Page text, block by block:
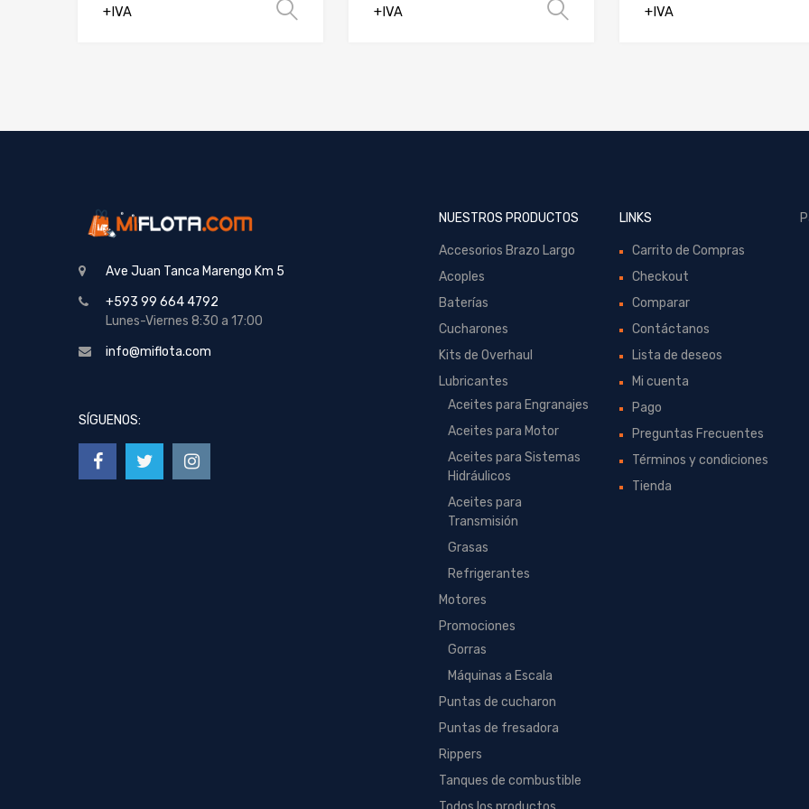
+IVA Seleccionar opciones
+IVA Seleccionar opciones
+IVA
Ave Juan Tanca Marengo Km 5
+593 99 664 4792
Lunes-Viernes 8:30 a 17:00
info@miflota.com
SÍGUENOS:
NUESTROS PRODUCTOS
Accesorios Brazo Largo
Acoples
Baterías
Cucharones
Kits de Overhaul
Lubricantes
Aceites para Engranajes
Aceites para Motor
Aceites para Sistemas
Hidráulicos
Aceites para
Transmisión
Grasas
Refrigerantes
Motores
Promociones
Gorras
Máquinas a Escala
Puntas de cucharon
Puntas de fresadora
Rippers
Tanques de combustible
LINKS
Carrito de Compras
Checkout
Comparar
Contáctanos
Lista de deseos
Mi cuenta
Pago
Preguntas Frecuentes
Términos y condiciones
Tienda